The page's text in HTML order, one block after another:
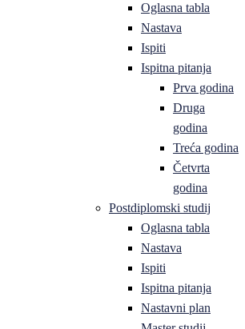
Oglasna tabla
Nastava
Ispiti
Ispitna pitanja
Prva godina
Druga
godina
Treća godina
Četvrta
godina
Postdiplomski studij
Oglasna tabla
Nastava
Ispiti
Ispitna pitanja
Nastavni plan